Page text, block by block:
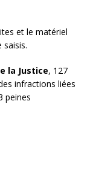
et le matériel
saisis.
la Justice, 127
infractions liées
peines